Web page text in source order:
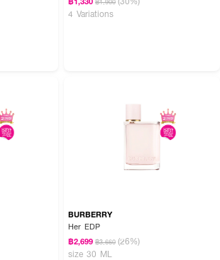
4 Variations
BURBERRY
Her EDP
฿2,699 ฿3,660 (26%)
size 30 ML